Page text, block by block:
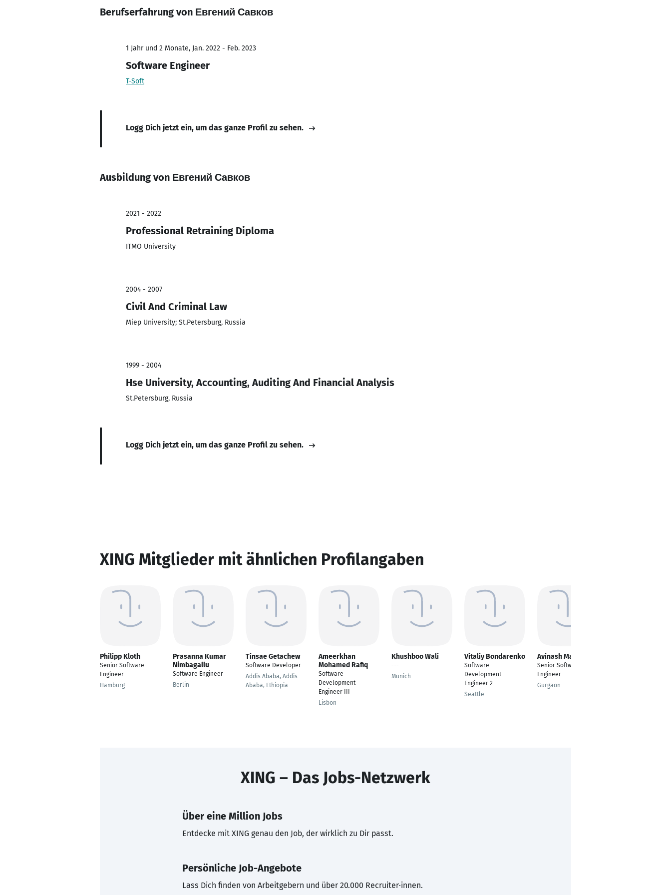
Berufserfahrung von Евгений Савков
1 Jahr und 2 Monate, Jan. 2022 - Feb. 2023
Software Engineer
T-Soft
Logg Dich jetzt ein, um das ganze Profil zu sehen.
Ausbildung von Евгений Савков
2021 - 2022
Professional Retraining Diploma
ITMO University
2004 - 2007
Civil And Criminal Law
Miep University; St.Petersburg, Russia
1999 - 2004
Hse University, Accounting, Auditing And Financial Analysis
St.Petersburg, Russia
Logg Dich jetzt ein, um das ganze Profil zu sehen.
XING Mitglieder mit ähnlichen Profilangaben
Philipp Kloth
Senior Software-
Engineer
Hamburg
Prasanna Kumar
Nimbagallu
Software Engineer
Berlin
Tinsae Getachew
Software Developer
Addis Ababa, Addis
Ababa, Ethiopia
Ameerkhan
Mohamed Rafiq
Software
Development
Engineer III
Lisbon
Khushboo Wali
---
Munich
Vitaliy Bondarenko
Software
Development
Engineer 2
Seattle
Avinash Malik
Senior Software
Engineer
Gurgaon
XING – Das Jobs-Netzwerk
Über eine Million Jobs
Entdecke mit XING genau den Job, der wirklich zu Dir passt.
Persönliche Job-Angebote
Lass Dich finden von Arbeitgebern und über 20.000 Recruiter·innen.